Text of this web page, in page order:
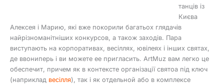
танців із
Києва
Алексея і Марию, які вже покорили багатьох глядачів
найрізноманітніших конкурсов, а також заходів. Пара
виступають на корпоративах, весіллях, ювілеях і інших святах,
де ввониперь і ви можете ее пригласить. ArtMuz вам легко це
обеспечит, причем як в контексте організації святоа під ключ
(наприклад весілля), так і як отдельной або в комплексе